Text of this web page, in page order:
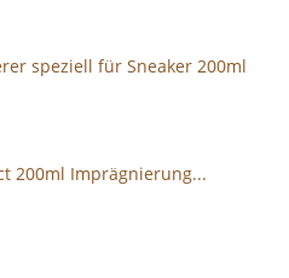
speziell für Sneaker 200ml